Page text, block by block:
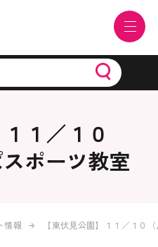
１／１０
スポーツ教室
情報 【東伏見公園】１１／１０